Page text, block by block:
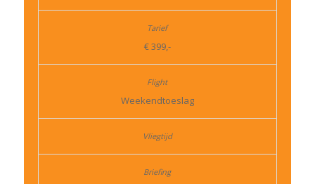
€ 399,-
Weekendtoeslag